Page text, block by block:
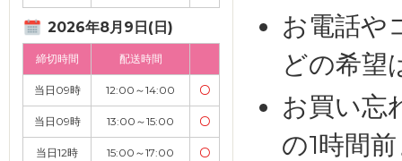
2026年8月9日(日)
締切時間 配送時間
当日09時 12:00～14:00 〇
当日09時 13:00～15:00 〇
当日12時 15:00～17:00 〇
お電話や
どの希望
お買い忘
の1時間